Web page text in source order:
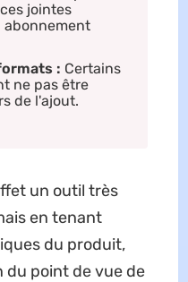
jointes
abonnement
: Certains
ne pas être
de l'ajout.
un outil très
en tenant
du produit,
du point de vue de